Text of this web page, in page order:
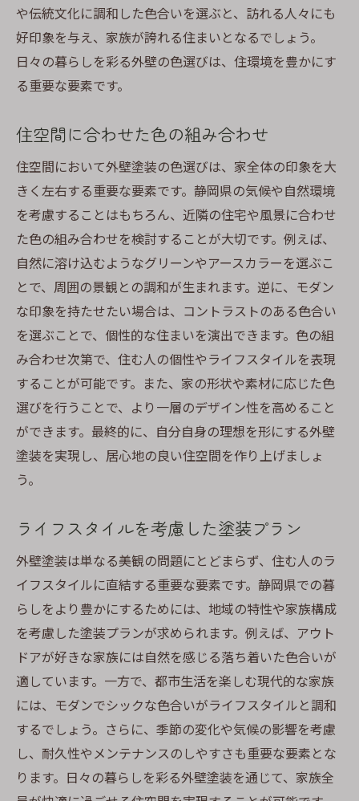
や伝統文化に調和した色合いを選ぶと、訪れる人々にも
好印象を与え、家族が誇れる住まいとなるでしょう。
日々の暮らしを彩る外壁の色選びは、住環境を豊かにす
る重要な要素です。
住空間に合わせた色の組み合わせ
住空間において外壁塗装の色選びは、家全体の印象を大
きく左右する重要な要素です。静岡県の気候や自然環境
を考慮することはもちろん、近隣の住宅や風景に合わせ
た色の組み合わせを検討することが大切です。例えば、
自然に溶け込むようなグリーンやアースカラーを選ぶこ
とで、周囲の景観との調和が生まれます。逆に、モダン
な印象を持たせたい場合は、コントラストのある色合い
を選ぶことで、個性的な住まいを演出できます。色の組
み合わせ次第で、住む人の個性やライフスタイルを表現
することが可能です。また、家の形状や素材に応じた色
選びを行うことで、より一層のデザイン性を高めること
ができます。最終的に、自分自身の理想を形にする外壁
塗装を実現し、居心地の良い住空間を作り上げましょ
う。
ライフスタイルを考慮した塗装プラン
外壁塗装は単なる美観の問題にとどまらず、住む人のラ
イフスタイルに直結する重要な要素です。静岡県での暮
らしをより豊かにするためには、地域の特性や家族構成
を考慮した塗装プランが求められます。例えば、アウト
ドアが好きな家族には自然を感じる落ち着いた色合いが
適しています。一方で、都市生活を楽しむ現代的な家族
には、モダンでシックな色合いがライフスタイルと調和
するでしょう。さらに、季節の変化や気候の影響を考慮
し、耐久性やメンテナンスのしやすさも重要な要素とな
ります。日々の暮らしを彩る外壁塗装を通じて、家族全